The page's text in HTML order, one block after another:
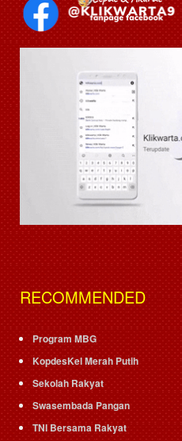
RECOMMENDED
Program MBG
KopdesKel Merah Putih
Sekolah Rakyat
Swasembada Pangan
TNI Bersama Rakyat